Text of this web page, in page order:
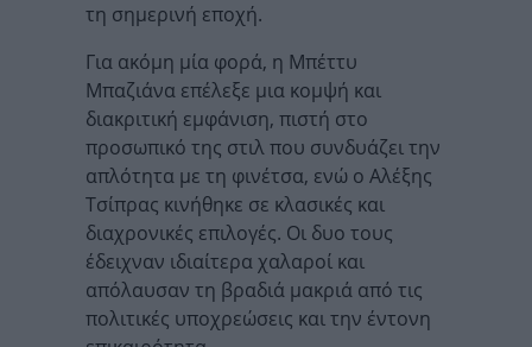
τη σημερινή εποχή.
Για ακόμη μία φορά, η Μπέττυ
Μπαζιάνα επέλεξε μια κομψή και
διακριτική εμφάνιση, πιστή στο
προσωπικό της στιλ που συνδυάζει την
απλότητα με τη φινέτσα, ενώ ο Αλέξης
Τσίπρας κινήθηκε σε κλασικές και
διαχρονικές επιλογές. Οι δυο τους
έδειχναν ιδιαίτερα χαλαροί και
απόλαυσαν τη βραδιά μακριά από τις
πολιτικές υποχρεώσεις και την έντονη